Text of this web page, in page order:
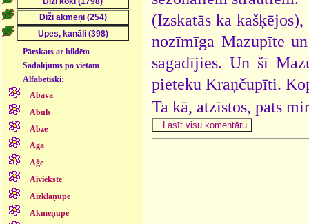
Pārskats ar bildēm
Sadalījums pa vietām
Alfabētiski:
Abava
Abuls
Abze
Aga
Aģe
Aiviekste
Aizklāņupe
Akmeņupe
(Izskatās ka
nozīmīga Mazupīte
sagadījies. Un šī
pieteku Kraņčupīti.
Ta kā, atzīstos, pats